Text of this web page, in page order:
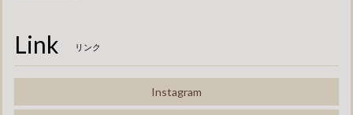
Link リンク
Instagram